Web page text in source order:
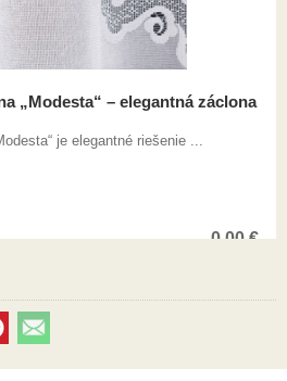
„Modesta“ – elegantná záclona
je elegantné riešenie ...
0,00€